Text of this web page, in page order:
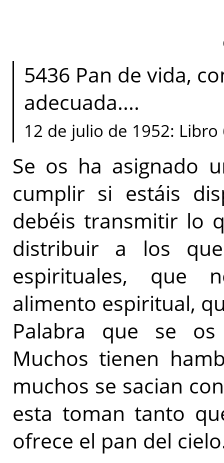
5436 Pan de vida,
adecuada....
12 de julio de 1952: Libro
Se os ha asignado
cumplir si estáis
debéis transmitir lo
distribuir a los
espirituales, que
alimento espiritual,
Palabra que se
Muchos tienen
muchos se sacian
esta toman tanto
ofrece el pan del